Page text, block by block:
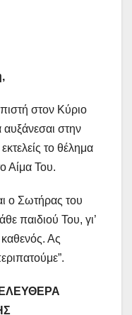
στον Κύριο
στην
το θέλημα
Αίμα Του.
ο Σωτήρας του
παιδιού Του, γι’
καθενός. Ας
ΕΛΕΥΘΕΡΑ